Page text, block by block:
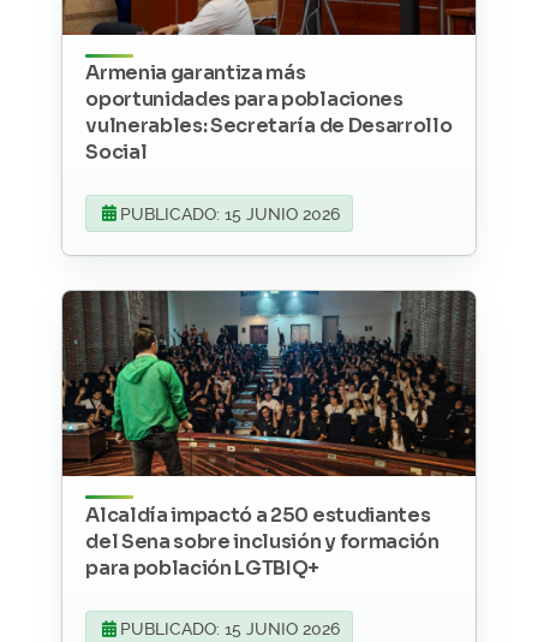
Armenia garantiza más
oportunidades para poblaciones
vulnerables: Secretaría de Desarrollo
Social
PUBLICADO: 15 JUNIO 2026
Alcaldía impactó a 250 estudiantes
del Sena sobre inclusión y formación
para población LGTBIQ+
PUBLICADO: 15 JUNIO 2026